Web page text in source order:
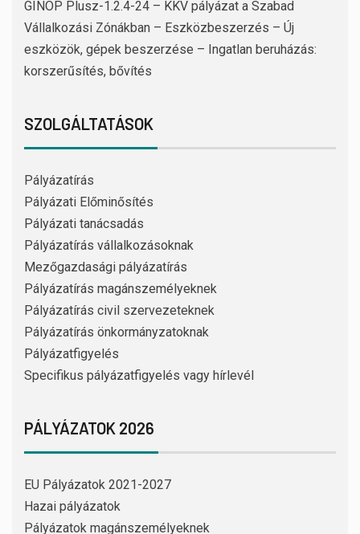
GINOP Plusz-1.2.4-24 – KKV pályázat a Szabad
Vállalkozási Zónákban – Eszközbeszerzés – Új
eszközök, gépek beszerzése – Ingatlan beruházás:
korszerűsítés, bővítés
SZOLGÁLTATÁSOK
Pályázatírás
Pályázati Előminősítés
Pályázati tanácsadás
Pályázatírás vállalkozásoknak
Mezőgazdasági pályázatírás
Pályázatírás magánszemélyeknek
Pályázatírás civil szervezeteknek
Pályázatírás önkormányzatoknak
Pályázatfigyelés
Specifikus pályázatfigyelés vagy hírlevél
PÁLYÁZATOK 2026
EU Pályázatok 2021-2027
Hazai pályázatok
Pályázatok magánszemélyeknek